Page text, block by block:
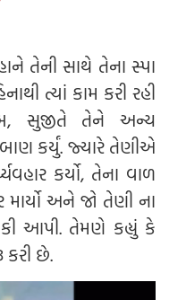
તેની સાથે તેના સ્પા
ત્યાં કામ કરી રહી
સુજીતે તેને અન્ય
કર્યું. જ્યારે તેણીએ
કર્યો, તેના વાળ
અને જો તેણી ના
આપી. તેમણે કહ્યું કે
છે.